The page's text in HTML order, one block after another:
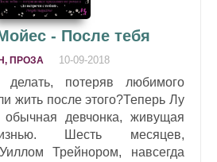
- После тебя
ПРОЗА 10-09-2018
потеряв любимого
жить после этого?Теперь Лу
обычная девчонка, живущая
Шесть месяцев,
Трейнором, навсегда